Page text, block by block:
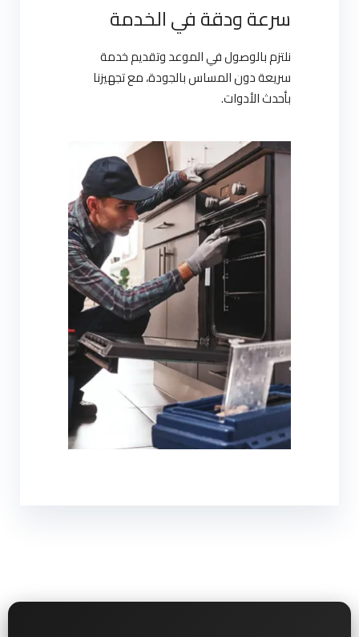
سرعة ودقة في الخدمة
نلتزم بالوصول في الموعد وتقديم خدمة
سريعة دون المساس بالجودة، مع تجهيزنا
بأحدث الأدوات.